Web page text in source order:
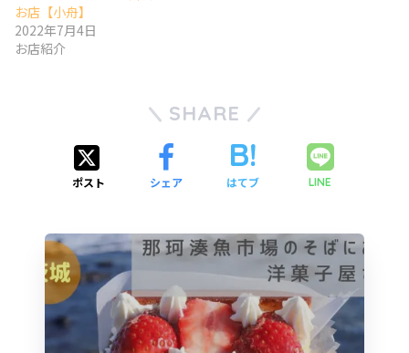
お店【小舟】
2022年7月4日
お店紹介
SHARE
ポスト シェア はてブ LINE